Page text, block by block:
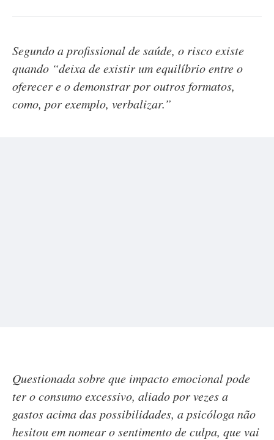
Segundo a profissional de saúde, o risco existe
quando “deixa de existir um equilíbrio entre o
oferecer e o demonstrar por outros formatos,
como, por exemplo, verbalizar.”
Questionada sobre que impacto emocional pode
ter o consumo excessivo, aliado por vezes a
gastos acima das possibilidades, a psicóloga não
hesitou em nomear o sentimento de culpa, que vai